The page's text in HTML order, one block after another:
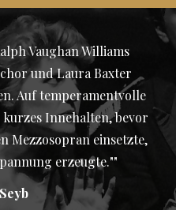
Vaughan Williams
und Laura Baxter
Auf temperamentvolle
Innehalten, bevor
Mezzosopran einsetzte,
erzeugte.""